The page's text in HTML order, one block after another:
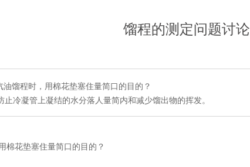
馏程的测定问题讨论
油馏程时，用棉花垫塞住量简口的目的？
止冷凝管上凝结的水分落人量简内和减少馏出物的挥发。
棉花垫塞住量简口的目的？